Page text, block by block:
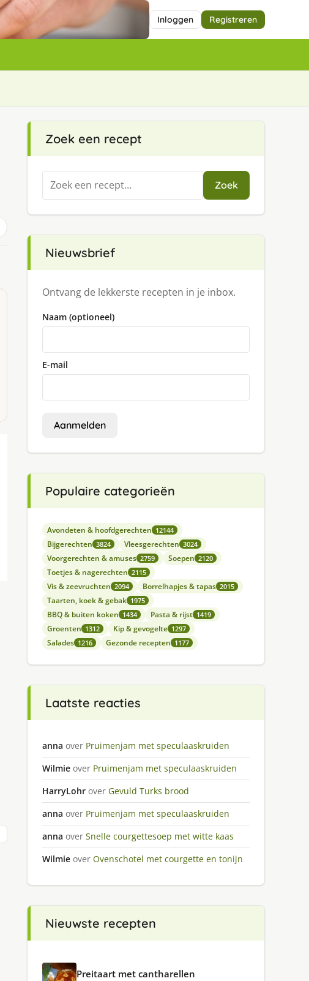
Inloggen Registreren
Zoek een recept
Zoeken
naar:
Zoek
Nieuwsbrief
Ontvang de lekkerste recepten in je inbox.
Naam (optioneel)
E-mail
Aanmelden
Populaire categorieën
Avondeten & hoofdgerechten 12144
Bijgerechten 3824 Vleesgerechten 3024
Voorgerechten & amuses 2759 Soepen 2120
Toetjes & nagerechten 2115
Vis & zeevruchten 2094 Borrelhapjes & tapas 2015
Taarten, koek & gebak 1975
BBQ & buiten koken 1434 Pasta & rijst 1419
Groenten 1312 Kip & gevogelte 1297
Salades 1216 Gezonde recepten 1177
Laatste reacties
anna over Pruimenjam met speculaaskruiden
Wilmie over Pruimenjam met speculaaskruiden
HarryLohr over Gevuld Turks brood
anna over Pruimenjam met speculaaskruiden
anna over Snelle courgettesoep met witte kaas
Wilmie over Ovenschotel met courgette en tonijn
Nieuwste recepten
Preitaart met cantharellen